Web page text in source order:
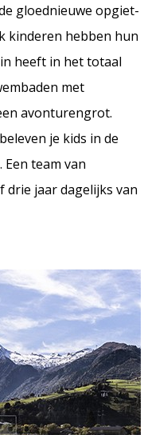
gloednieuwe opgiet-
kinderen hebben hun
heeft in het totaal
met
avonturengrot.
je kids in de
Een team van
drie jaar dagelijks van